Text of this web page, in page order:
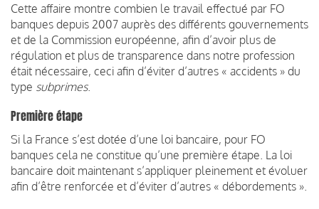
Cette affaire montre combien le travail effectué par FO
banques depuis 2007 auprès des différents gouvernements
et de la Commission européenne, afin d’avoir plus de
régulation et plus de transparence dans notre profession
était nécessaire, ceci afin d’éviter d’autres « accidents » du
type subprimes.
Première étape
Si la France s’est dotée d’une loi bancaire, pour FO
banques cela ne constitue qu’une première étape. La loi
bancaire doit maintenant s’appliquer pleinement et évoluer
afin d’être renforcée et d’éviter d’autres « débordements ».